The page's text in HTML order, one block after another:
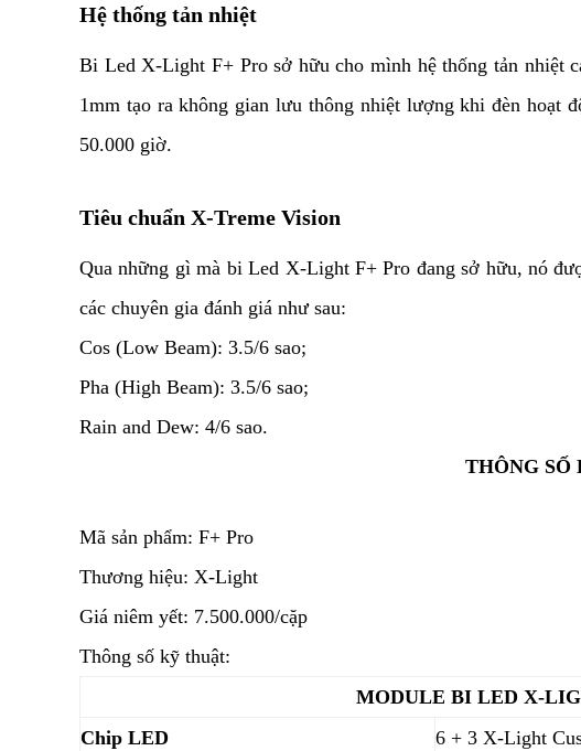
Hệ thống tản nhiệt
Bi Led X-Light F+ Pro sở hữu cho mình hệ thống tản nhiệt
1mm tạo ra không gian lưu thông nhiệt lượng khi đèn hoạt
50.000 giờ.
Tiêu chuẩn X-Treme Vision
Qua những gì mà bi Led X-Light F+ Pro đang sở hữu, nó
các chuyên gia đánh giá như sau:
Cos (Low Beam): 3.5/6 sao;
Pha (High Beam): 3.5/6 sao;
Rain and Dew: 4/6 sao.
THÔNG
Mã sản phẩm: F+ Pro
Thương hiệu: X-Light
Giá niêm yết: 7.500.000/cặp
Thông số kỹ thuật:
MODULE BI LED X-
Chip LED
6 + 3 X-Light